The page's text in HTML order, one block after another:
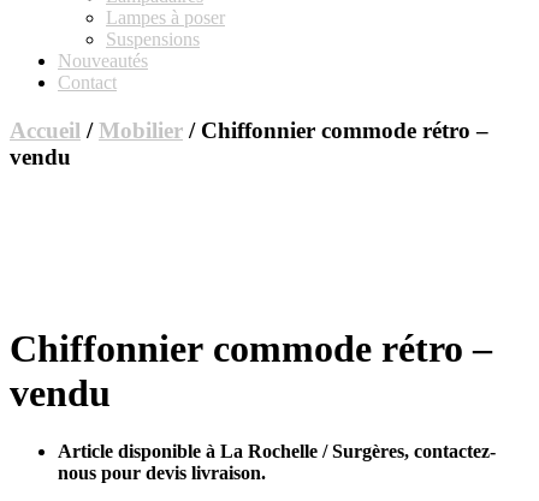
Lampes à poser
Suspensions
Nouveautés
Contact
Accueil /Mobilier / Chiffonnier commode rétro –
vendu
Chiffonnier commode rétro –
vendu
Article disponible à La Rochelle / Surgères, contactez-
nous pour devis livraison.